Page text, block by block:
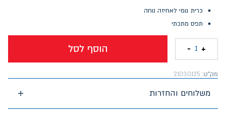
כרית גומי לאחיזה נוחה
תפס מתכתי
הוסף לסל +
1
-
מק"ט: 21030125
משלוחים והחזרות